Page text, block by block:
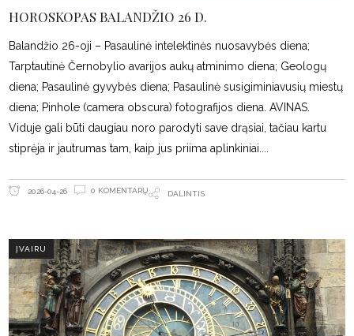
HOROSKOPAS BALANDŽIO 26 D.
Balandžio 26-oji – Pasaulinė intelektinės nuosavybės diena;
Tarptautinė Černobylio avarijos aukų atminimo diena; Geologų
diena; Pasaulinė gyvybės diena; Pasaulinė susigiminiavusių miestų
diena; Pinhole (camera obscura) fotografijos diena. AVINAS.
Viduje gali būti daugiau noro parodyti save drąsiai, tačiau kartu
stiprėja ir jautrumas tam, kaip jus priima aplinkiniai.
2026-04-26 0 KOMENTARŲ DALINTIS
ĮVAIRU